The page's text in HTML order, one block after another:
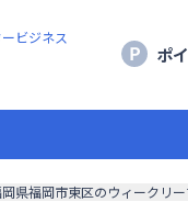
ビジネス
ポ
県福岡市東区のウィークリ